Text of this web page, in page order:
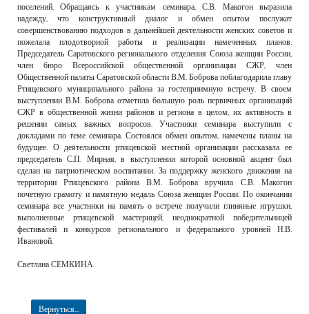
поселений. Обращаясь к участникам семинара, С.В. Макогон выразила
надежду, что конструктивный диалог и обмен опытом послужат
совершенствованию подходов в дальнейшей деятельности женских советов и
пожелала плодотворной работы и реализации намеченных планов.
Председатель Саратовского регионального отделения Союза женщин России,
член бюро Всероссийской общественной организации СЖР, член
Общественной палаты Саратовской области В.М. Боброва поблагодарила главу
Ртищевского муниципального района за гостеприимную встречу. В своем
выступлении В.М. Боброва отметила большую роль первичных организаций
СЖР в общественной жизни районов и региона в целом, их активность в
решении самых важных вопросов. Участники семинара выступили с
докладами по теме семинара. Состоялся обмен опытом, намечены планы на
будущее. О деятельности ртищевской местной организации рассказала ее
председатель С.П. Мирная, в выступлении которой основной акцент был
сделан на патриотическом воспитании. За поддержку женского движения на
территории Ртищевского района В.М. Боброва вручила С.В. Макогон
почетную грамоту и памятную медаль Союза женщин России. По окончании
семинара все участники на память о встрече получили глиняные игрушки,
выполненные ртищевской мастерицей, неоднократной победительницей
фестивалей и конкурсов регионального и федерального уровней Н.В.
Ивановой.
Светлана СЕМКИНА.
Вернуться...